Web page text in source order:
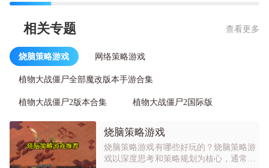
相关专题 查看更多
烧脑策略游戏 网络策略游戏
植物大战僵尸全部魔改版本手游合集
植物大战僵尸2版本合集 植物大战僵尸2国际版
烧脑策略游戏
烧脑策略游戏有哪些好玩的？烧脑策略游
戏以深度思考和策略规划为核心，通常有